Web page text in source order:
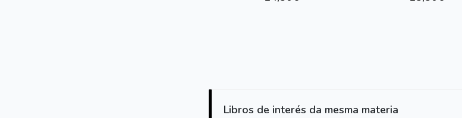
Libros de interés da mesma materia